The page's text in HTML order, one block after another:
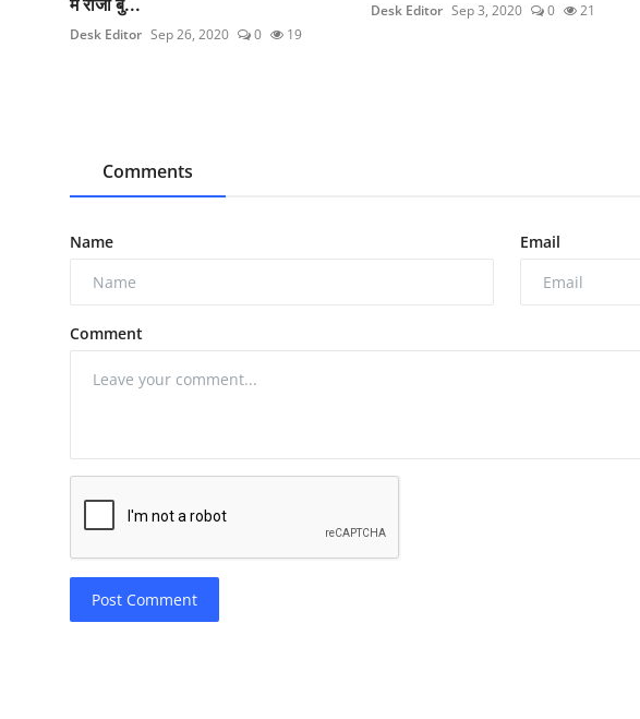
Desk Editor Sep 26, 2020 0 19
Desk Editor Sep 3, 2020 0 21
Comments
Name Email
Comment
Post Comment